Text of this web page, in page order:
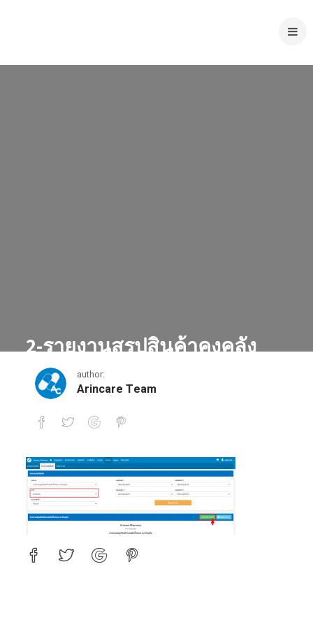
2-รายงานสรุปสินค้าคงคลัง
ทั้งหมด ณ ปัจจุบัน
author:
Arincare Team
2-รายงานสรุปสินค้าคงคลังทั้งหมด ณ ปัจจุบัน